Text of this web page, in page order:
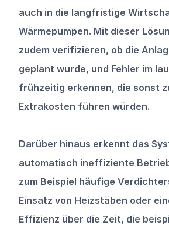
auch in die langfristige
Wärmepumpen. Mit dieser
zudem verifizieren, ob die
geplant wurde, und Fehler im
frühzeitig erkennen, die sonst
Extrakosten führen würden.
Darüber hinaus erkennt das
automatisch ineffiziente
zum Beispiel häufige
Einsatz von Heizstäben oder
Effizienz über die Zeit, die